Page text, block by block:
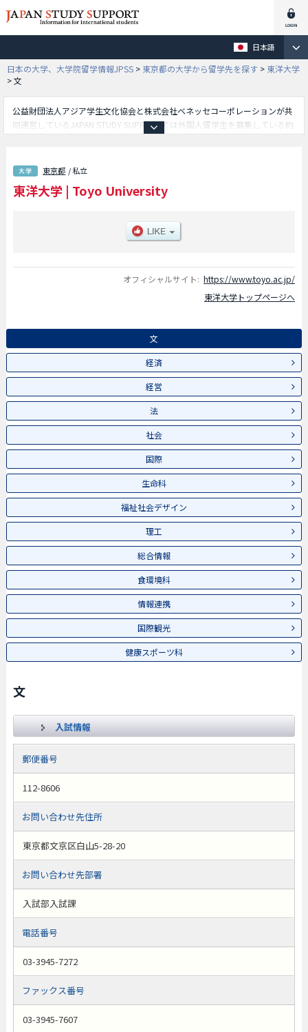
日本語
日本の大学、大学院留学情報JPSS > 東京都の大学から留学先を探す > 東洋大学
>文
公益財団法人アジア学生文化協会と株式会社ベネッセコーポレーションが共
同運営しているJAPAN STUDY SUPPORTでは外国人留学生を募集している約
経営学部や法学部や社会学部や国際学部や生命科学部や福祉社会デザイン学
部や理工学部や総合情報学部や食環境科学部や情報連携学部や国際観光学部
や健康スポーツ科学部等、学部別情報や、募集定員や合格者数など入試情
東京都 / 私立
東洋大学 | Toyo University
オフィシャルサイト: https://www.toyo.ac.jp/
東洋大学トップページへ
文
経済
経営
法
社会
国際
生命科
福祉社会デザイン
理工
総合情報
食環境科
情報連携
国際観光
健康スポーツ科
文
入試情報
郵便番号
112-8606
お問い合わせ先住所
東京都文京区白山5-28-20
お問い合わせ先部署
入試部入試課
電話番号
03-3945-7272
ファックス番号
03-3945-7607